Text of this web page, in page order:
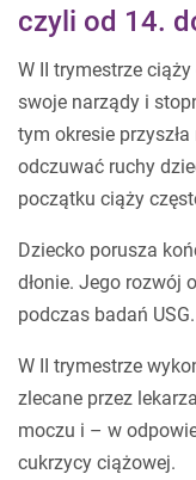
czyli od 14.
W II trymestrze ciąży
swoje narządy i
tym okresie
odczuwać ruchy
początku ciąży
Dziecko porusza
dłonie. Jego rozwój
podczas badań USG.
W II trymestrze
zlecane przez
moczu i – w
cukrzycy ciążowej.